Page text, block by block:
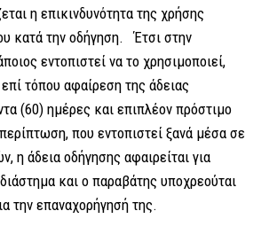
η επικινδυνότητα της χρήσης
κατά την οδήγηση. Έτσι στην
εντοπιστεί να το χρησιμοποιεί,
τόπου αφαίρεση της άδειας
(60) ημέρες και επιπλέον πρόστιμο
που εντοπιστεί ξανά μέσα σε
η άδεια οδήγησης αφαιρείται για
και ο παραβάτης υποχρεούται
την επαναχορήγησή της.